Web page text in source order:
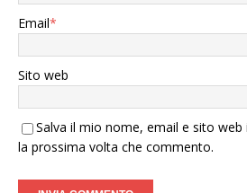
Email*
Sito web
Salva il mio nome, email e sito
la prossima volta che commento.